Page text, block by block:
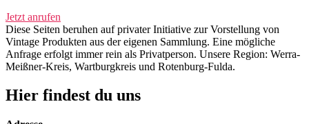
Jetzt anrufen
Diese Seiten beruhen auf privater Initiative zur Vorstellung von
Vintage Produkten aus der eigenen Sammlung. Eine mögliche
Anfrage erfolgt immer rein als Privatperson. Unsere Region: Werra-
Meißner-Kreis, Wartburgkreis und Rotenburg-Fulda.
Hier findest du uns